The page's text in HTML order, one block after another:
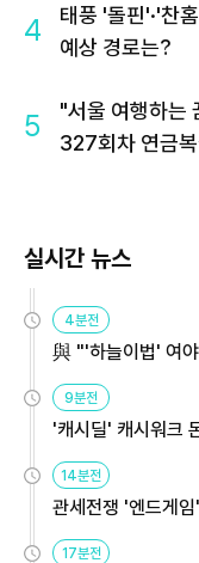
4
태풍 '돌핀'·'찬
예상 경로는?
5
"서울 여행하는
327회차 연금
실시간 뉴스
4분전
與 "'하늘이법' 여
9분전
'캐시딜' 캐시워크
14분전
관세전쟁 '엔드게
17분전